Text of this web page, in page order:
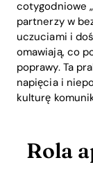
cotygodniowe
partnerzy w
uczuciami i
omawiają, co
poprawy. Ta
napięcia i
kulturę
Rola